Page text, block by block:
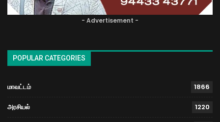
- Advertisement -
POPULAR CATEGORIES
மாவட்டம் 1866
அரசியல் 1220